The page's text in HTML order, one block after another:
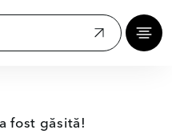
fost găsită!